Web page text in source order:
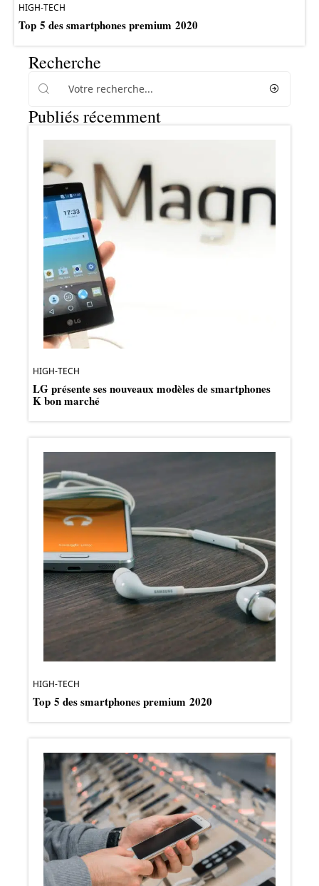
HIGH-TECH
Top 5 des smartphones premium 2020
Recherche
Publiés récemment
HIGH-TECH
LG présente ses nouveaux modèles de smartphones
K bon marché
HIGH-TECH
Top 5 des smartphones premium 2020